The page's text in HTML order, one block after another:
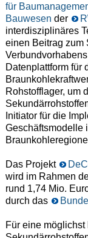
für
Bauwesen der
interdisziplinäres
einen Beitrag zum
Datenplattform für
Rohstofflager, um
Initiator für die
Geschäftsmodelle
Das Projekt
wird im Rahmen
rund 1,74 Mio.
durch das
Für eine